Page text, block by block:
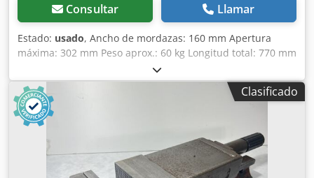
Consultar Llamar
Estado: usado, Ancho de mordazas: 160 mm Apertura
máxima: 302 mm Peso aprox.: 60 kg Longitud total: 770 mm
Apertura S1/mm: 0-152 Apertura S2/mm (ajustable
mediante pasador): 147-302 Niveles de fuerza de sujeción:
4 Fuerza máxima de sujeción en kN: 60 Ejecución:
Mecánica Apertura mínima/mm: 0 Chjdjypwf Ijpfx Acysa
Pieza de trabajo: Pieza pre-mecanizada Ancho de
mordazas/mm: 160 Apertura máxima/mm: 302 Apertura:
302 mm - Incluye 2x garras de sujeción - Sin llave de
tornillo de banco
Clasificado